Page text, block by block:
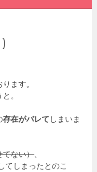
ます。
。
存在がバレて しまいま
てない）、
てしまったとのこ